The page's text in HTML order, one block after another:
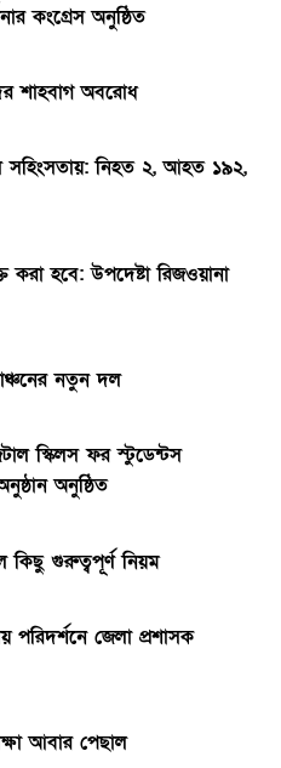
কংগ্রেস অনুষ্ঠিত
শাহবাগ অবরোধ
সহিংসতায়: নিহত ২, আহত ১৯২,
হবে: উপদেষ্টা রিজওয়ানা
নতুন দল
স্কিলস ফর স্টুডেন্টস
অনুষ্ঠিত
কিছু গুরুত্বপূর্ণ নিয়ম
পরিদর্শনে জেলা প্রশাসক
আবার পেছাল